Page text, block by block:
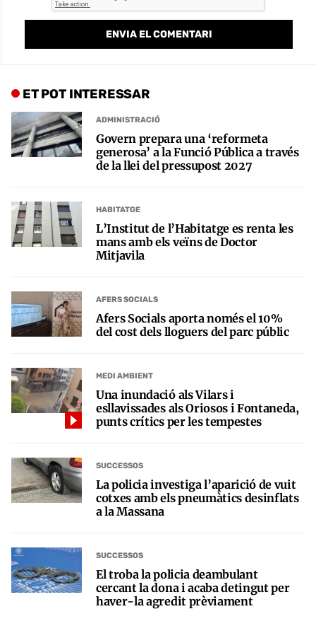
ET POT INTERESSAR
ADMINISTRACIÓ
Govern prepara una ‘reformeta
generosa’ a la Funció Pública a través
de la llei del pressupost 2027
HABITATGE
L’Institut de l’Habitatge es renta les
mans amb els veïns de Doctor
Mitjavila
AFERS SOCIALS
Afers Socials aporta només el 10%
del cost dels lloguers del parc públic
MEDI AMBIENT
Una inundació als Vilars i
esllavissades als Oriosos i Fontaneda,
punts crítics per les tempestes
SUCCESSOS
La policia investiga l’aparició de vuit
cotxes amb els pneumàtics desinflats
a la Massana
SUCCESSOS
El troba la policia deambulant
cercant la dona i acaba detingut per
haver-la agredit prèviament